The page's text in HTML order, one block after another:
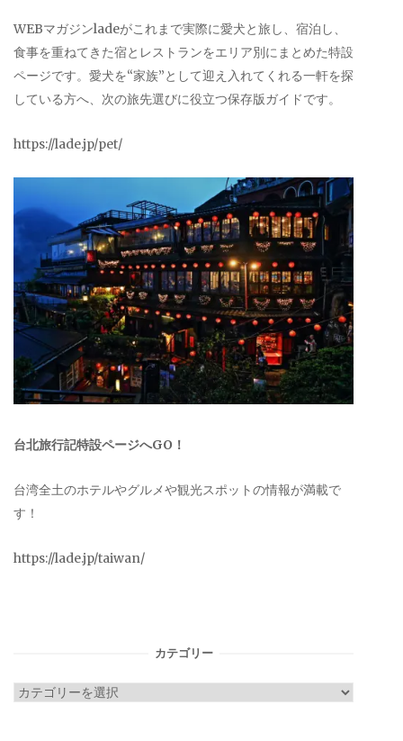
WEBマガジンladeがこれまで実際に愛犬と旅し、宿泊し、
食事を重ねてきた宿とレストランをエリア別にまとめた特設
ページです。愛犬を“家族”として迎え入れてくれる一軒を探
している方へ、次の旅先選びに役立つ保存版ガイドです。
https://lade.jp/pet/
台北旅行記特設ページへGO！
台湾全土のホテルやグルメや観光スポットの情報が満載で
す！
https://lade.jp/taiwan/
カテゴリー
カ